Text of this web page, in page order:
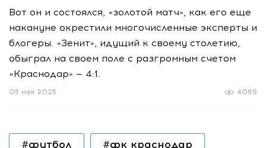
Вот он и состоялся, «золотой матч», как его еще
накануне окрестили многочисленные эксперты и
блогеры. «Зенит», идущий к своему столетию,
обыграл на своем поле с разгромным счетом
«Краснодар» — 4:1.
4069
05 мая 2025
#футбол #фк краснодар